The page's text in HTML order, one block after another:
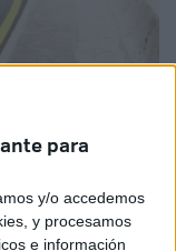
para
y/o accedemos
y procesamos
e información